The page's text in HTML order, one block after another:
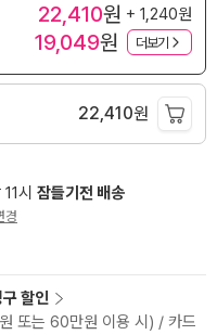
22,410원 + 1,240원
19,049원 더보기
22,410원
시 잠들기전 배송
경
할인
또는 60만원 이용 시) / 카드